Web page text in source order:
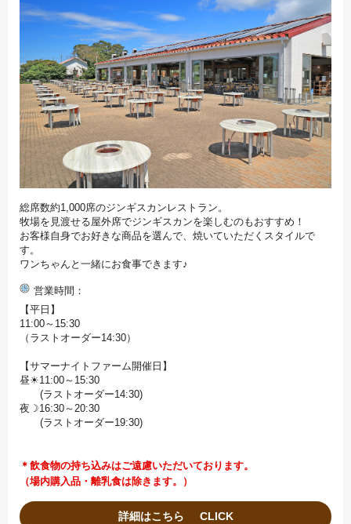
総席数約1,000席のジンギスカンレストラン。
牧場を見渡せる屋外席でジンギスカンを楽しむのもおすすめ！
お客様自身でお好きな商品を選んで、焼いていただくスタイルで
す。
ワンちゃんと一緒にお食事できます♪
営業時間
【平日】
11:00～15:30
（ラストオーダー14:30）
【サマーナイトファーム開催日】
昼☀11:00～15:30
(ラストオーダー14:30)
夜☽16:30～20:30
(ラストオーダー19:30)
＊飲食物の持ち込みはご遠慮いただいております。
（場内購入品・離乳食は除きます。）
詳細はこちら